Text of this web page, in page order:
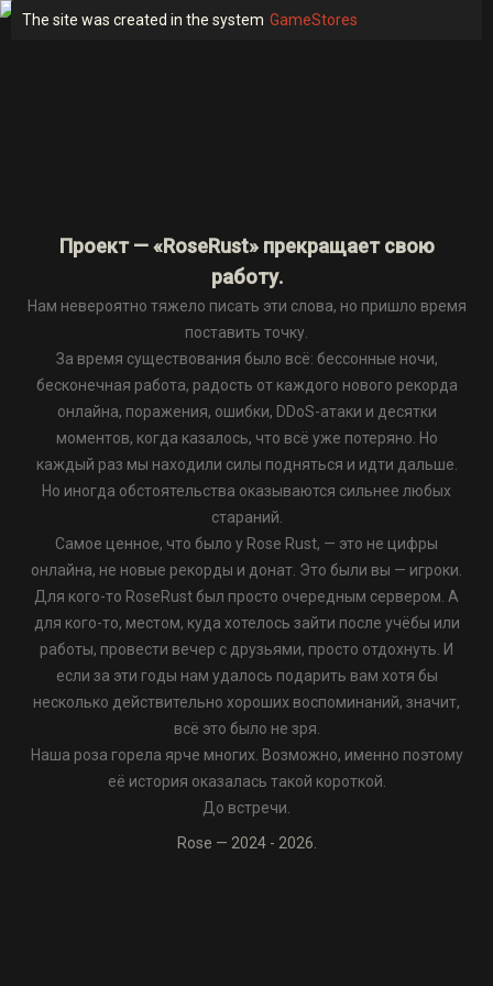
The site was created in the system GameStores
Проект — «RoseRust» прекращает свою
работу.
Нам невероятно тяжело писать эти слова, но пришло время
поставить точку.
За время существования было всё: бессонные ночи,
бесконечная работа, радость от каждого нового рекорда
онлайна, поражения, ошибки, DDoS-атаки и десятки
моментов, когда казалось, что всё уже потеряно. Но
каждый раз мы находили силы подняться и идти дальше.
Но иногда обстоятельства оказываются сильнее любых
стараний.
Самое ценное, что было у Rose Rust, — это не цифры
онлайна, не новые рекорды и донат. Это были вы — игроки.
Для кого-то RoseRust был просто очередным сервером. А
для кого-то, местом, куда хотелось зайти после учёбы или
работы, провести вечер с друзьями, просто отдохнуть. И
если за эти годы нам удалось подарить вам хотя бы
несколько действительно хороших воспоминаний, значит,
всё это было не зря.
Наша роза горела ярче многих. Возможно, именно поэтому
её история оказалась такой короткой.
До встречи.
Rose — 2024 - 2026.